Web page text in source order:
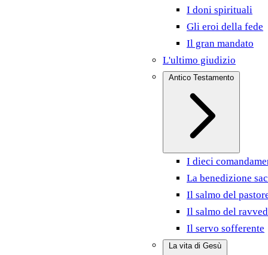
I doni spirituali
Gli eroi della fede
Il gran mandato
L'ultimo giudizio
I dieci
La benedizione
Il salmo del
Il salmo del
Il servo sofferente